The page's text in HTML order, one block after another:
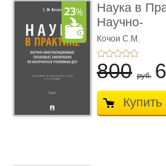
Наука в
Научно-
...
Кочои С.М.
800 руб.
Купить